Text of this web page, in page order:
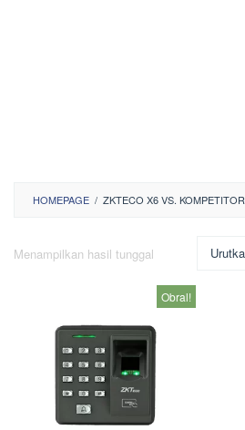
HOMEPAGE / ZKTECO X6 VS. KOMPETITOR
Menampilkan hasil tunggal
Obral!